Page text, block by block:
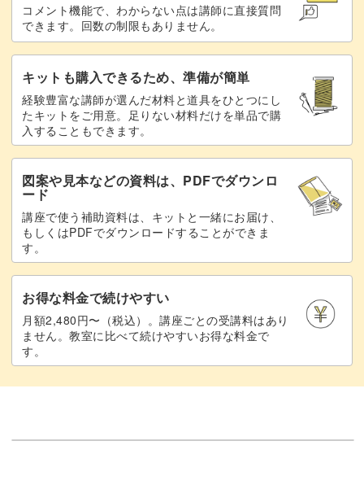
コメント機能で、わからない点は講師に直接質問
できます。回数の制限もありません。
キットも購入できるため、準備が簡単
経験豊富な講師が選んだ材料と道具をひとつにし
たキットをご用意。足りない材料だけを単品で購
入することもできます。
図案や見本などの資料は、PDFでダウンロ
ード
講座で使う補助資料は、キットと一緒にお届け、
もしくはPDFでダウンロードすることができま
す。
お得な料金で続けやすい
月額2,480円〜（税込）。講座ごとの受講料はあり
ません。教室に比べて続けやすいお得な料金で
す。